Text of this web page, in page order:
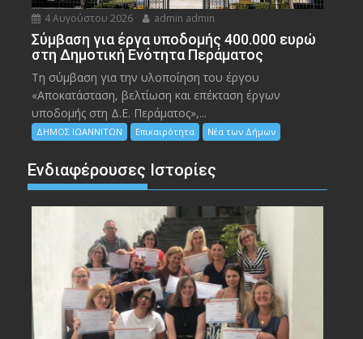
4 Αυγούστου 2026 admin admin
Σύμβαση για έργα υποδομής 400.000 ευρώ
στη Δημοτική Ενότητα Περάματος
Τη σύμβαση για την υλοποίηση του έργου
«Αποκατάσταση, βελτίωση και επέκταση έργων
υποδομής στη Δ.Ε. Περάματος»,...
ΔΗΜΟΣ ΙΩΑΝΝΙΤΩΝ Επικαιρότητα Νέα των Δήμων
Ενδιαφέρουσες Ιστορίες